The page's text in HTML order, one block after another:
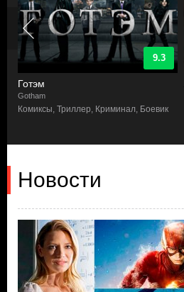
9.3
Готэм
Gotham
Комиксы, Триллер, Криминал, Боевик
Новости